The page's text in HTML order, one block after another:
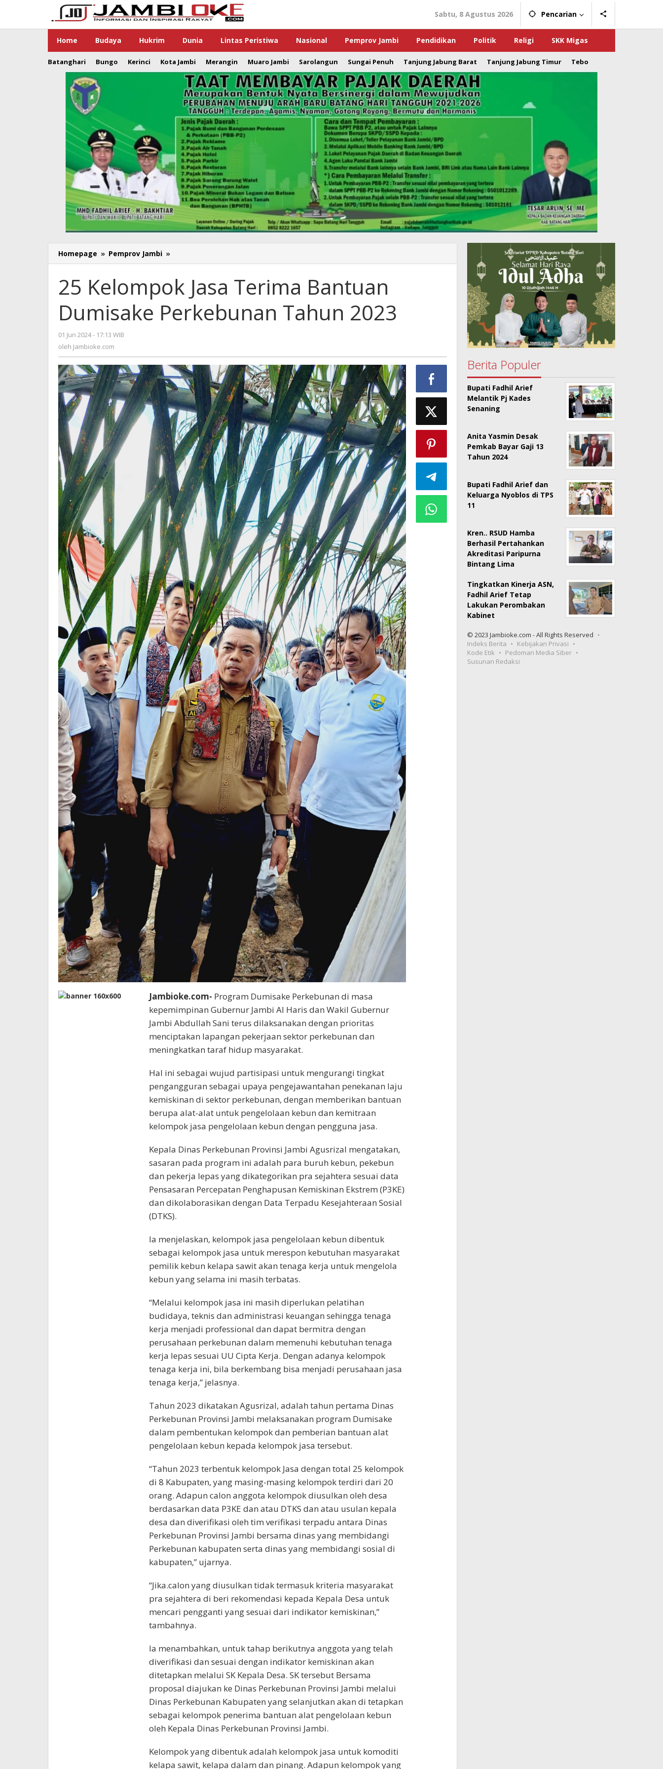
Sabtu, 8 Agustus 2026 Pencarian
Home Budaya Hukrim Dunia Lintas Peristiwa Nasional Pemprov Jambi Pendidikan Politik Religi SKK Migas
Batanghari Bungo Kerinci Kota Jambi Merangin Muaro Jambi Sarolangun Sungai Penuh Tanjung Jabung Barat Tanjung Jabung Timur Tebo
Homepage » Pemprov Jambi »
Kelompok
Terima
Bantuan
Dumisake
Perkebunan
25 Kelompok Jasa Terima Bantuan
Dumisake Perkebunan Tahun 2023
01 Jun 2024 - 17:13 WIB
oleh Jambioke.com
Jambioke.com- Program Dumisake Perkebunan di masa
kepemimpinan Gubernur Jambi Al Haris dan Wakil Gubernur
Jambi Abdullah Sani terus dilaksanakan dengan prioritas
menciptakan lapangan pekerjaan sektor perkebunan dan
meningkatkan taraf hidup masyarakat.
Hal ini sebagai wujud partisipasi untuk mengurangi tingkat
pengangguran sebagai upaya pengejawantahan penekanan laju
kemiskinan di sektor perkebunan, dengan memberikan bantuan
berupa alat-alat untuk pengelolaan kebun dan kemitraan
kelompok jasa pengelolaan kebun dengan pengguna jasa.
Kepala Dinas Perkebunan Provinsi Jambi Agusrizal mengatakan,
sasaran pada program ini adalah para buruh kebun, pekebun
dan pekerja lepas yang dikategorikan pra sejahtera sesuai data
Pensasaran Percepatan Penghapusan Kemiskinan Ekstrem (P3KE)
dan dikolaborasikan dengan Data Terpadu Kesejahteraan Sosial
(DTKS).
Ia menjelaskan, kelompok jasa pengelolaan kebun dibentuk
sebagai kelompok jasa untuk merespon kebutuhan masyarakat
pemilik kebun kelapa sawit akan tenaga kerja untuk mengelola
kebun yang selama ini masih terbatas.
“Melalui kelompok jasa ini masih diperlukan pelatihan
budidaya, teknis dan administrasi keuangan sehingga tenaga
kerja menjadi professional dan dapat bermitra dengan
perusahaan perkebunan dalam memenuhi kebutuhan tenaga
kerja lepas sesuai UU Cipta Kerja. Dengan adanya kelompok
tenaga kerja ini, bila berkembang bisa menjadi perusahaan jasa
tenaga kerja,” jelasnya.
Tahun 2023 dikatakan Agusrizal, adalah tahun pertama Dinas
Perkebunan Provinsi Jambi melaksanakan program Dumisake
dalam pembentukan kelompok dan pemberian bantuan alat
pengelolaan kebun kepada kelompok jasa tersebut.
“Tahun 2023 terbentuk kelompok Jasa dengan total 25 kelompok
di 8 Kabupaten, yang masing-masing kelompok terdiri dari 20
orang. Adapun calon anggota kelompok diusulkan oleh desa
berdasarkan data P3KE dan atau DTKS dan atau usulan kepala
desa dan diverifikasi oleh tim verifikasi terpadu antara Dinas
Perkebunan Provinsi Jambi bersama dinas yang membidangi
Perkebunan kabupaten serta dinas yang membidangi sosial di
kabupaten,” ujarnya.
“Jika.calon yang diusulkan tidak termasuk kriteria masyarakat
pra sejahtera di beri rekomendasi kepada Kepala Desa untuk
mencari pengganti yang sesuai dari indikator kemiskinan,”
tambahnya.
Ia menambahkan, untuk tahap berikutnya anggota yang telah
diverifikasi dan sesuai dengan indikator kemiskinan akan
ditetapkan melalui SK Kepala Desa. SK tersebut Bersama
proposal diajukan ke Dinas Perkebunan Provinsi Jambi melalui
Dinas Perkebunan Kabupaten yang selanjutkan akan di tetapkan
sebagai kelompok penerima bantuan alat pengelolaan kebun
oleh Kepala Dinas Perkebunan Provinsi Jambi.
Kelompok yang dibentuk adalah kelompok jasa untuk komoditi
kelapa sawit, kelapa dalam dan pinang. Adapun kelompok yang
Berita Populer
Bupati Fadhil Arief
Melantik Pj Kades
Senaning
Anita Yasmin Desak
Pemkab Bayar Gaji 13
Tahun 2024
Bupati Fadhil Arief dan
Keluarga Nyoblos di TPS
11
Kren.. RSUD Hamba
Berhasil Pertahankan
Akreditasi Paripurna
Bintang Lima
Tingkatkan Kinerja ASN,
Fadhil Arief Tetap
Lakukan Perombakan
Kabinet
© 2023 Jambioke.com - All Rights Reserved
Indeks Berita
Kebijakan Privasi
Kode Etik
Pedoman Media Siber
Susunan Redaksi